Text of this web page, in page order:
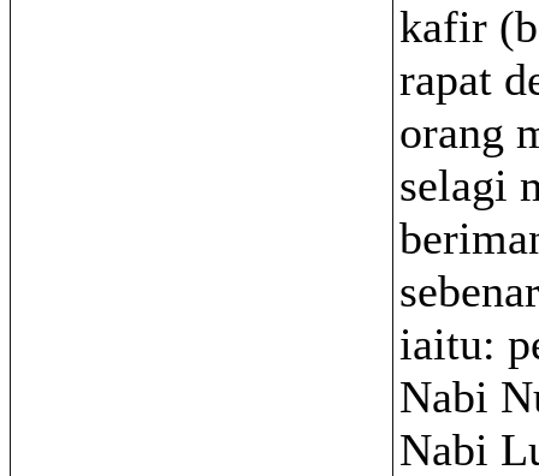
kafir
rapat
orang
selagi
iaitu:
Nabi
Nabi